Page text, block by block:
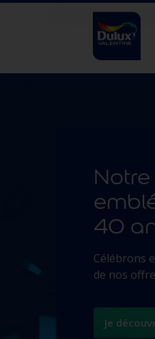
40
Célébrons
de nos
Je